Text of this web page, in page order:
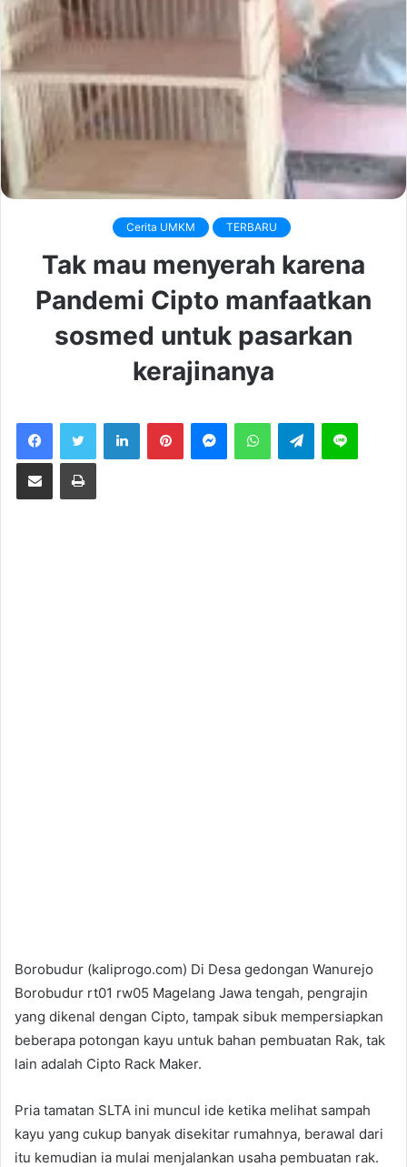
Cerita UMKM TERBARU
Tak mau menyerah karena
Pandemi Cipto manfaatkan
sosmed untuk pasarkan
kerajinanya
LinkedInPinterestMessengerWhatsAppTelegramLine
Share via Email Print
Borobudur (kaliprogo.com) Di Desa gedongan Wanurejo
Borobudur rt01 rw05 Magelang Jawa tengah, pengrajin
yang dikenal dengan Cipto, tampak sibuk mempersiapkan
beberapa potongan kayu untuk bahan pembuatan Rak, tak
lain adalah Cipto Rack Maker.
Pria tamatan SLTA ini muncul ide ketika melihat sampah
kayu yang cukup banyak disekitar rumahnya, berawal dari
itu kemudian ia mulai menjalankan usaha pembuatan rak.